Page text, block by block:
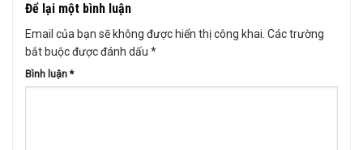
Để lại một bình luận
Email của bạn sẽ không được hiển thị công khai. Các trường
bắt buộc được đánh dấu *
Bình luận*